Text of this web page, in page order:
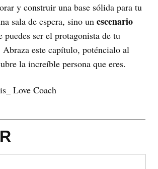
y construir una base sólida para tu
sala de espera, sino un escenario
puedes ser el protagonista de tu
este capítulo, poténcialo al
la increíble persona que eres.
Love Coach